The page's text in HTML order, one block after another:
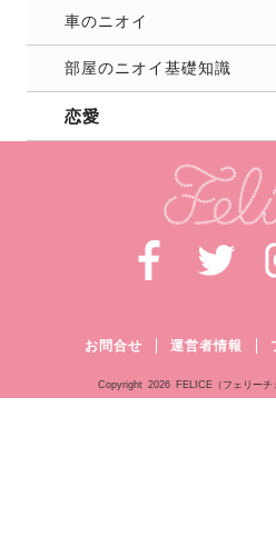
車のニオイ
部屋のニオイ基礎知識
恋愛
お問合せ 運営者情報
Copyright 2026 FELICE（フェリー